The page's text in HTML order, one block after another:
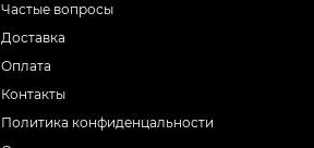
Частые вопросы
Доставка
Оплата
Контакты
Политика конфиденцальности